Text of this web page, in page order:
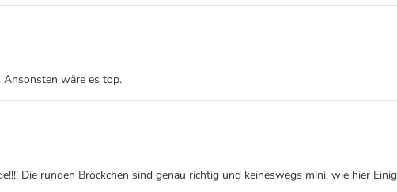
Ansonsten wäre es top.
Die runden Bröckchen sind genau richtig und keineswegs mini, wie hier